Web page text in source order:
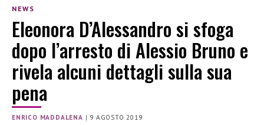
NEWS
Eleonora D’Alessandro si sfoga
dopo l’arresto di Alessio Bruno e
rivela alcuni dettagli sulla sua
pena
ENRICO MADDALENA | 9 AGOSTO 2019